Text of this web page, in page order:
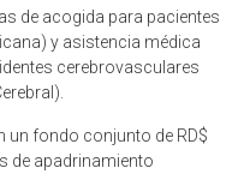
de acogida para pacientes
y asistencia médica
cerebrovasculares
un fondo conjunto de RD$
de apadrinamiento